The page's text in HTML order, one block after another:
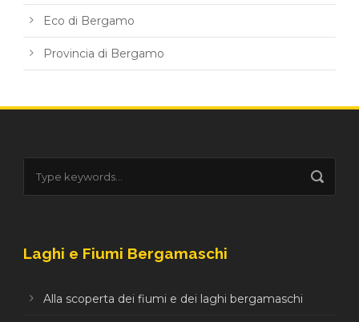
Eco di Bergamo
Provincia di Bergamo
Laghi e Fiumi Bergamaschi
Alla scoperta dei fiumi e dei laghi bergamaschi